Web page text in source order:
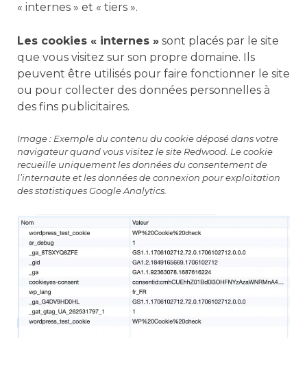
« internes » et « tiers ».
Les cookies « internes » sont placés par le site
que vous visitez sur son propre domaine. Ils
peuvent être utilisés pour faire fonctionner le site
ou pour collecter des données personnelles à
des fins publicitaires.
Image : Exemple du contenu du cookie déposé dans votre
navigateur quand vous visitez le site Redwood. Le cookie
recueille uniquement les données du consentement de
l’internaute et les données de connexion pour exploitation
des statistiques Google Analytics.